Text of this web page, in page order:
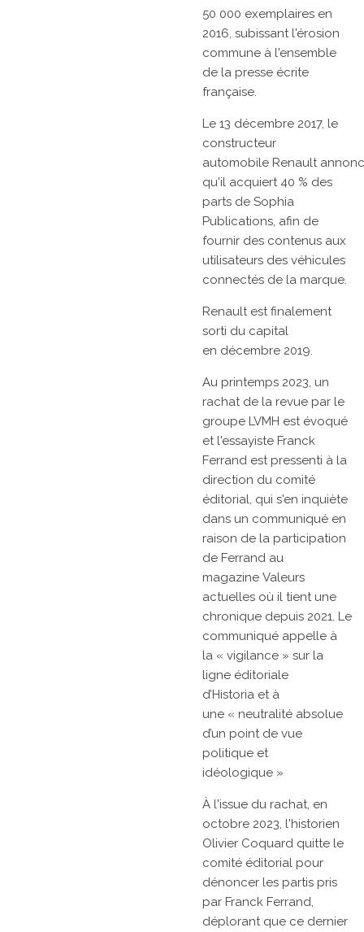
50 000 exemplaires en
2016, subissant l'érosion
commune à l'ensemble
de la presse écrite
française.
Le 13 décembre 2017, le
constructeur
automobile Renault
qu'il acquiert 40 % des
parts de Sophia
Publications, afin de
fournir des contenus aux
utilisateurs des véhicules
connectés de la marque.
Renault est finalement
sorti du capital
en décembre 2019.
Au printemps 2023, un
rachat de la revue par le
groupe LVMH est évoqué
et l'essayiste Franck
Ferrand est pressenti à la
direction du comité
éditorial, qui s'en inquiète
dans un communiqué en
raison de la participation
de Ferrand au
magazine Valeurs
actuelles où il tient une
chronique depuis 2021. Le
communiqué appelle à
la « vigilance » sur la
ligne éditoriale
d’Historia et à
une « neutralité absolue
d’un point de vue
politique et
idéologique »
À l'issue du rachat, en
octobre 2023, l'historien
Olivier Coquard quitte le
comité éditorial pour
dénoncer les partis pris
par Franck Ferrand,
déplorant que ce dernier